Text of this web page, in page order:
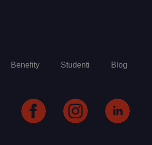
Benefity Studenti Blog